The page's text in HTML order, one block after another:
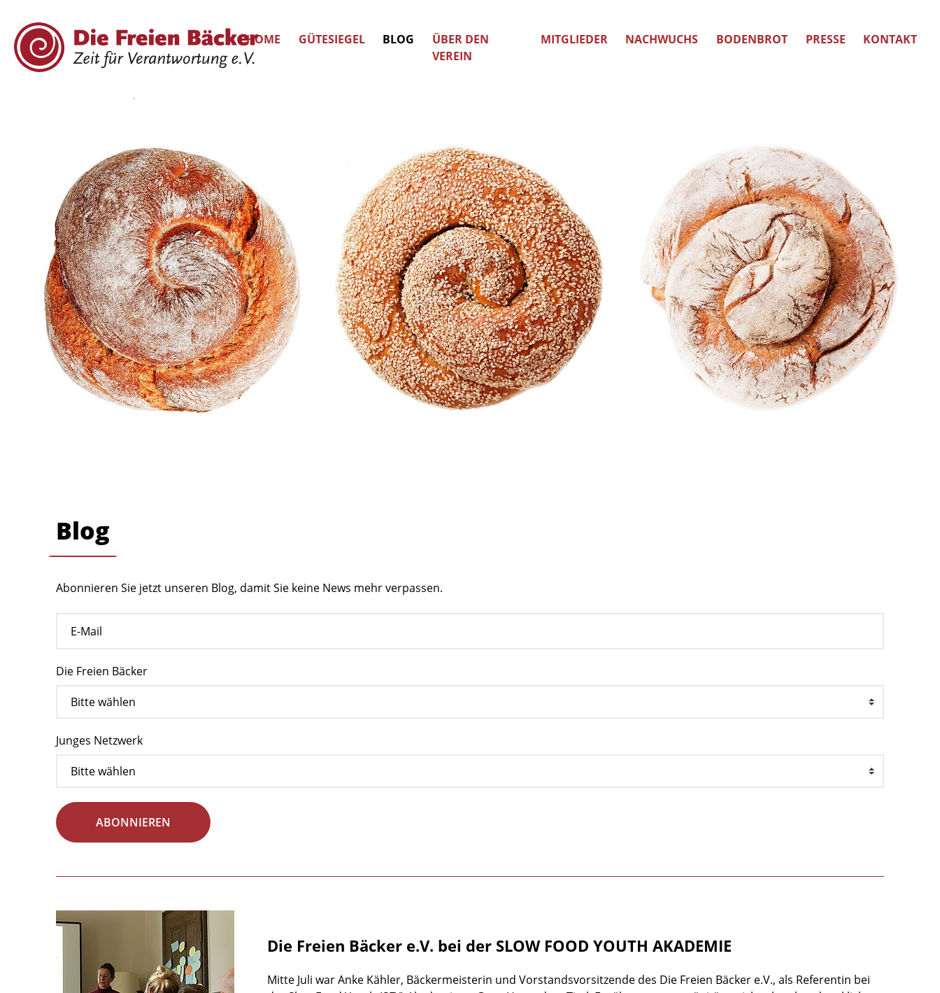
HOME GÜTESIEGEL BLOG
ÜBER DEN
VEREIN
MITGLIEDER NACHWUCHS BODENBROT PRESSE KONTAKT
Blog
Abonnieren Sie jetzt unseren Blog, damit Sie keine News mehr verpassen.
Die Freien Bäcker
Junges Netzwerk
ABONNIEREN
Die Freien Bäcker e.V. bei der SLOW FOOD YOUTH AKADEMIE
Mitte Juli war Anke Kähler, Bäckermeisterin und Vorstandsvorsitzende des Die Freien Bäcker e.V., als Referentin bei